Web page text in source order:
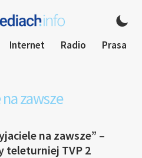
Internet Radio Prasa
zawsze
na zawsze” –
teleturniej TVP 2